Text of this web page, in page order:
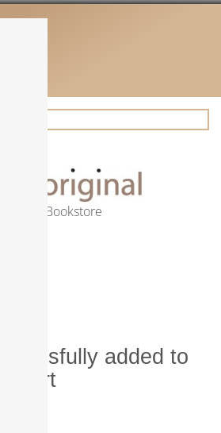
Art Bookstore
added to
cart